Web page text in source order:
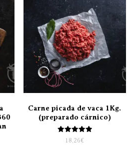
Carne picada de vaca 1Kg.
(preparado cárnico)
Valorado
con
18,26€